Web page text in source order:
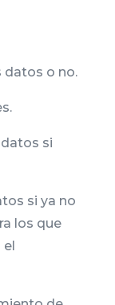
datos o no.
si
si ya no
los que
el